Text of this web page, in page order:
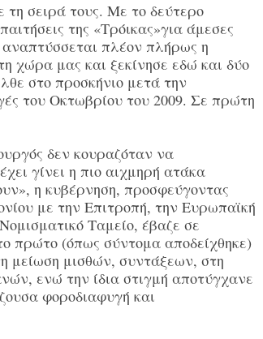
σειρά τους. Με το δεύτερο
της «Τρόικας»για άμεσες
πλέον πλήρως η
χώρα μας και ξεκίνησε εδώ και δύο
στο προσκήνιο μετά την
του Οκτωβρίου του 2009. Σε πρώτη
δεν κουραζόταν να
γίνει η πιο αιχμηρή ατάκα
η κυβέρνηση, προσφεύγοντας
με την Επιτροπή, την Ευρωπαϊκή
Ταμείο, έβαζε σε
πρώτο (όπως σύντομα αποδείχθηκε)
μείωση μισθών, συντάξεων, στη
ενώ την ίδια στιγμή αποτύγχανε
φοροδιαφυγή και